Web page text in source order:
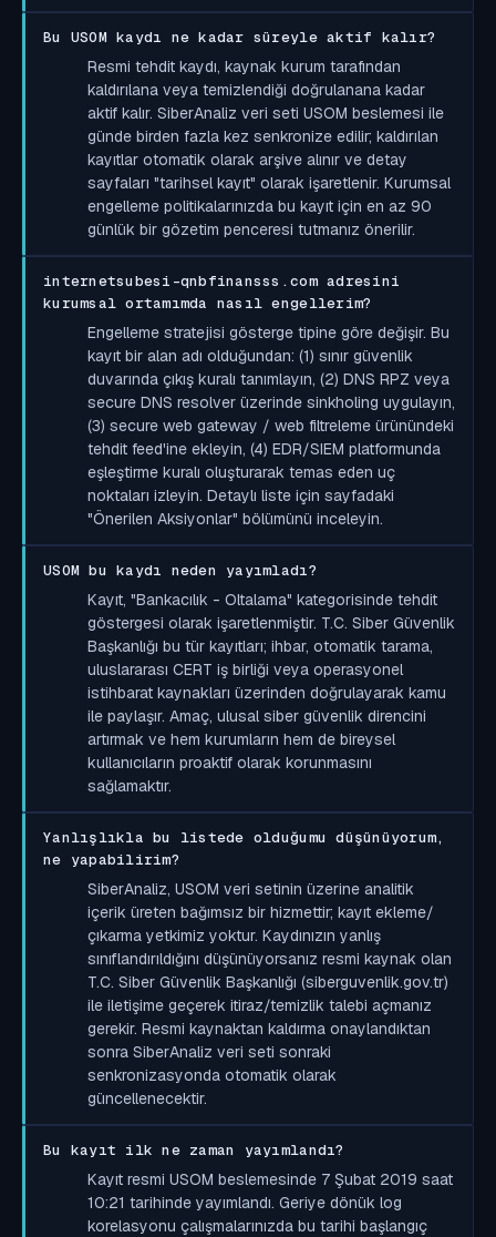
Bu USOM kaydı ne kadar süreyle aktif kalır?
Resmi tehdit kaydı, kaynak kurum tarafından
kaldırılana veya temizlendiği doğrulanana kadar
aktif kalır. SiberAnaliz veri seti USOM beslemesi ile
günde birden fazla kez senkronize edilir; kaldırılan
kayıtlar otomatik olarak arşive alınır ve detay
sayfaları "tarihsel kayıt" olarak işaretlenir. Kurumsal
engelleme politikalarınızda bu kayıt için en az 90
günlük bir gözetim penceresi tutmanız önerilir.
internetsubesi-qnbfinansss.com adresini
kurumsal ortamımda nasıl engellerim?
Engelleme stratejisi gösterge tipine göre değişir. Bu
kayıt bir alan adı olduğundan: (1) sınır güvenlik
duvarında çıkış kuralı tanımlayın, (2) DNS RPZ veya
secure DNS resolver üzerinde sinkholing uygulayın,
(3) secure web gateway / web filtreleme ürünündeki
tehdit feed'ine ekleyin, (4) EDR/SIEM platformunda
eşleştirme kuralı oluşturarak temas eden uç
noktaları izleyin. Detaylı liste için sayfadaki
"Önerilen Aksiyonlar" bölümünü inceleyin.
USOM bu kaydı neden yayımladı?
Kayıt, "Bankacılık - Oltalama" kategorisinde tehdit
göstergesi olarak işaretlenmiştir. T.C. Siber Güvenlik
Başkanlığı bu tür kayıtları; ihbar, otomatik tarama,
uluslararası CERT iş birliği veya operasyonel
istihbarat kaynakları üzerinden doğrulayarak kamu
ile paylaşır. Amaç, ulusal siber güvenlik direncini
artırmak ve hem kurumların hem de bireysel
kullanıcıların proaktif olarak korunmasını
sağlamaktır.
Yanlışlıkla bu listede olduğumu düşünüyorum,
ne yapabilirim?
SiberAnaliz, USOM veri setinin üzerine analitik
içerik üreten bağımsız bir hizmettir; kayıt ekleme/
çıkarma yetkimiz yoktur. Kaydınızın yanlış
sınıflandırıldığını düşünüyorsanız resmi kaynak olan
T.C. Siber Güvenlik Başkanlığı (siberguvenlik.gov.tr)
ile iletişime geçerek itiraz/temizlik talebi açmanız
gerekir. Resmi kaynaktan kaldırma onaylandıktan
sonra SiberAnaliz veri seti sonraki
senkronizasyonda otomatik olarak
güncellenecektir.
Bu kayıt ilk ne zaman yayımlandı?
Kayıt resmi USOM beslemesinde 7 Şubat 2019 saat
10:21 tarihinde yayımlandı. Geriye dönük log
korelasyonu çalışmalarınızda bu tarihi başlangıç